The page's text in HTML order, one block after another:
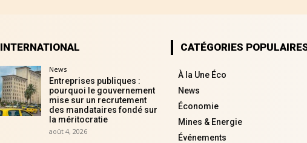
INTERNATIONAL
News
Entreprises publiques :
pourquoi le gouvernement
mise sur un recrutement
des mandataires fondé sur
la méritocratie
août 4, 2026
CATÉGORIES
À la Une Éco
News
Économie
Mines & Energie
Événements